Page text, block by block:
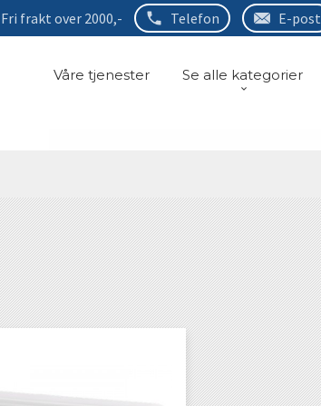
Fri frakt over 2000,- Telefon E-post
Våre tjenester Se alle kategorier